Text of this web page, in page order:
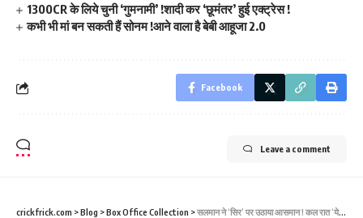
1300CR के लिये चुनी ‘गुमनामी’ !शादी कर ‘छूमंतर’ हुई एक्ट्रेस !
कभी भी मां बन सकती हैं सोनम !आने वाला है बेबी आहूजा 2.0
Facebook
Leave a comment
crickfrick.com >Blog >Box Office Collection >सलमान ने ‘सिर’ पर उठाया आसमान ! कल रात ‘ये’ क्या किया ?